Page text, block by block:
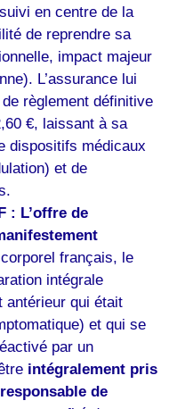
en centre de la
de reprendre sa
impact majeur
L’assurance lui
règlement définitive
€, laissant à sa
dispositifs médicaux
et de
: L’offre de
français, le
intégrale
antérieur qui était
et qui se
par un
intégralement pris
de